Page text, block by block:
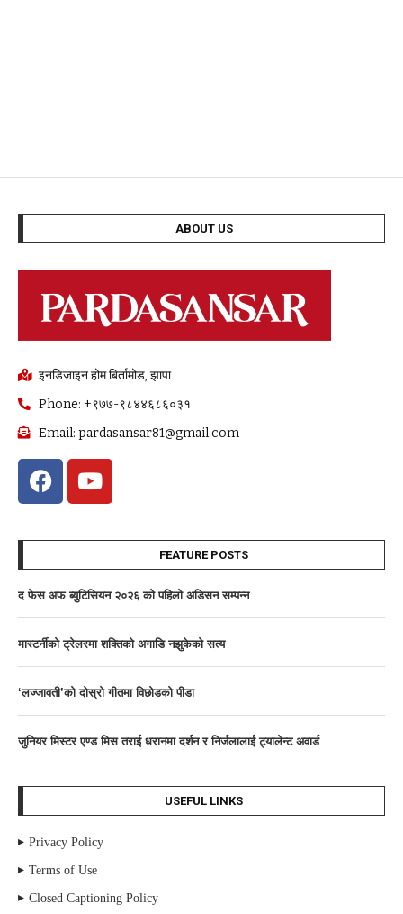
ABOUT US
इनडिजाइन होम बिर्तामोड, झापा
Phone: +९७७-९८४४६८६०३१
Email: pardasansar81@gmail.com
FEATURE POSTS
द फेस अफ ब्युटिसियन २०२६ काे पहिलाे अडिसन सम्पन्न
मास्टर्नीकाे ट्रेलरमा शक्तिकाे अगाडि नझुकेकाे सत्य
‘लज्जावती’को दाेस्राे गीतमा विछोडको पीडा
जुनियर मिस्टर एण्ड मिस तराई धरानमा दर्शन र निर्जलालाई ट्यालेन्ट अवार्ड
USEFUL LINKS
Privacy Policy
Terms of Use
Closed Captioning Policy